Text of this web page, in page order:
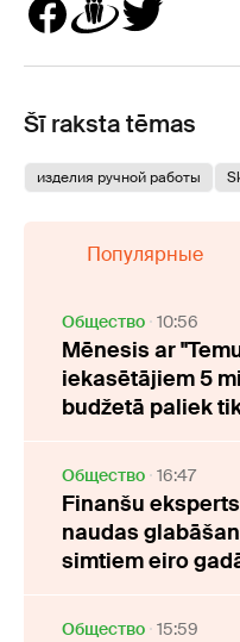
Šī raksta tēmas
изделия ручной работы
Популярные
Oбщество 10:56
Mēnesis ar
iekasētājiem 5
budžetā paliek
Oбщество 16:47
Finanšu
naudas
simtiem eiro
Oбщество 15:59